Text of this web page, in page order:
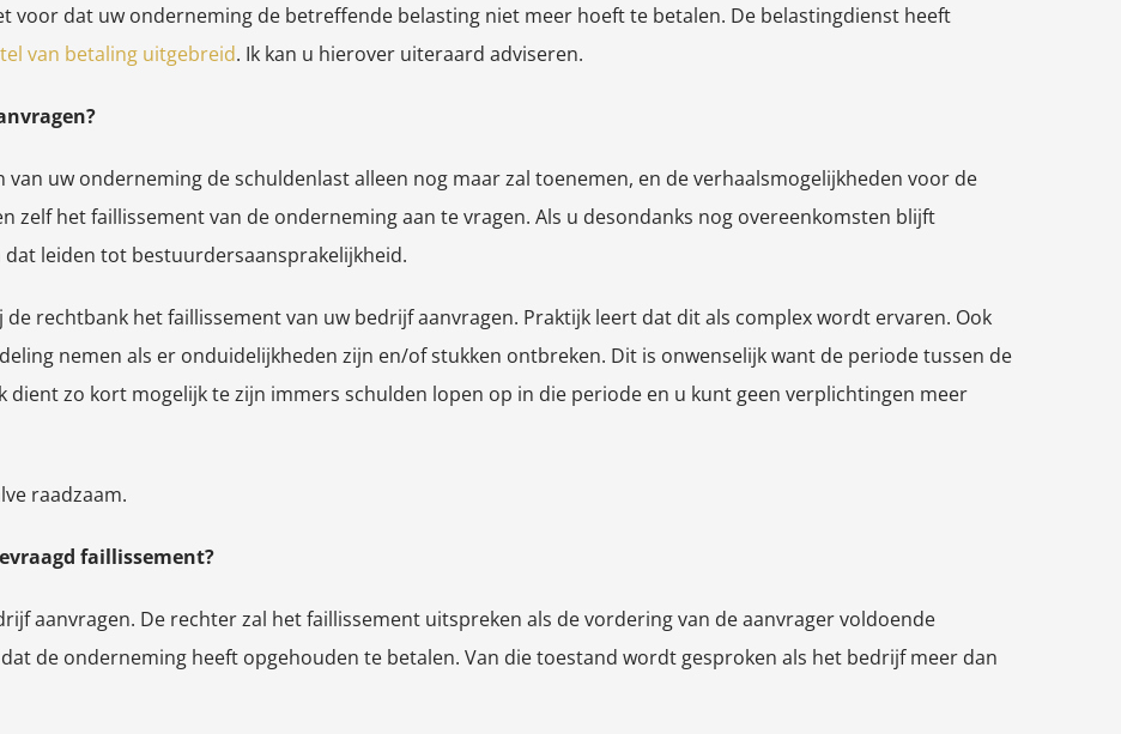
voor dat uw onderneming de betreffende belasting niet meer hoeft te betalen. De belastingdienst heeft
van betaling uitgebreid. Ik kan u hierover uiteraard adviseren.
uw onderneming de schuldenlast alleen nog maar zal toenemen, en de verhaalsmogelijkheden voor de
zelf het faillissement van de onderneming aan te vragen. Als u desondanks nog overeenkomsten blijft
leiden tot bestuurdersaansprakelijkheid.
rechtbank het faillissement van uw bedrijf aanvragen. Praktijk leert dat dit als complex wordt ervaren. Ook
nemen als er onduidelijkheden zijn en/of stukken ontbreken. Dit is onwenselijk want de periode tussen de
dient zo kort mogelijk te zijn immers schulden lopen op in die periode en u kunt geen verplichtingen meer
raadzaam.
faillissement?
aanvragen. De rechter zal het faillissement uitspreken als de vordering van de aanvrager voldoende
de onderneming heeft opgehouden te betalen. Van die toestand wordt gesproken als het bedrijf meer dan